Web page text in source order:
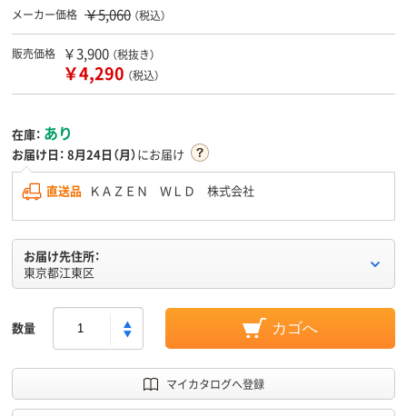
メーカー価格 ￥5,060 （税込）
販売価格 ￥3,900 （税抜き）
￥4,290 （税込）
在庫： あり
お届け日： 8月24日（月）にお届け
直送品 ＫＡＺＥＮ ＷＬＤ 株式会社
お届け先住所：
東京都江東区
数量 カゴへ
マイカタログへ登録